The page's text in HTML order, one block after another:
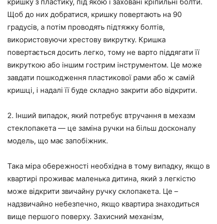
Щоб до них добратися, кришку повертають на 90
градусів, а потім проводять підтяжку болтів,
використовуючи хрестову викрутку. Кришка
повертається досить легко, тому не варто піддягатиїї
викруткою або іншим гострим інструментом. Це може
завдати пошкодження пластикової рами або ж самій
кришці, і надаліїї буде складно закрити або відкрити.
2. Інший випадок, який потребує втручання в мехазм
стеклопакета — це заміна ручки на більш досконалу
модель, що має запобіжник.
Така міра обережності необхідна в тому випадку, якщо в
квартирі проживає маленька дитина, який з легкістю
може відкрити звичайну ручку склопакета. Це –
надзвичайно небезпечно, якщо квартира знаходиться
вище першого поверху. Захисний механізм,